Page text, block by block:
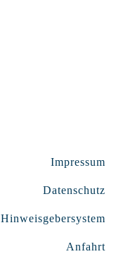
Impressum
Datenschutz
Hinweisgebersystem
Anfahrt